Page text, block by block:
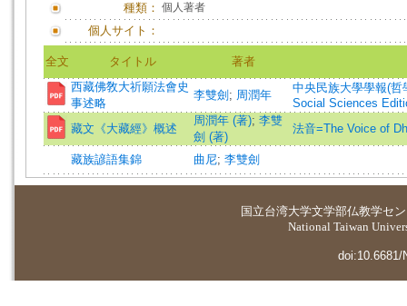
種類： 個人著者
個人サイト：
全文 タイトル
著者
西藏佛敎大祈願法會史
事述略
李雙劍 ; 周潤年
中央民族大學學報(
Social Sciences
藏文《大藏經》概述
周潤年 (著); 李雙
劍 (著)
法音=The Voice of
藏族諺語集錦 曲尼; 李雙劍
国立台湾大学文学部仏教学セ
National Taiwan
doi:10.6681/